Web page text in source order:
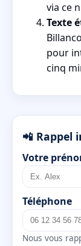
via ce
Texte
pour
cinq
📲 Rappel
Votre
Téléphone
Nous vous